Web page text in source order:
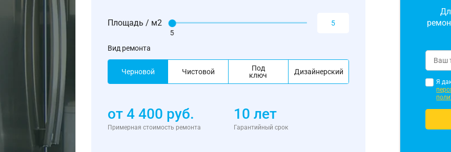
Площадь / м2
5
Вид ремонта
Черновой Чистовой
Под
ключ
Дизайнерский
от 4 400 руб.
Примерная стоимость ремонта
10 лет
Гарантийный срок
Я